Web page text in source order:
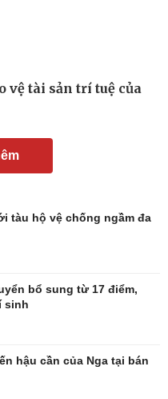
Sân khấu - Điện ảnh
Văn học
vệ tài sản trí tuệ của
tàu hộ vệ chống ngầm đa
bổ sung từ 17 điểm,
sinh
hậu cần của Nga tại bán